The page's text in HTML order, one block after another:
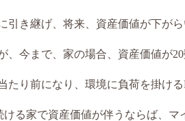
き継げ、将来、資産価値が下が
今まで、家の場合、資産価値が
り前になり、環境に負荷を掛ける
る家で資産価値が伴うならば、